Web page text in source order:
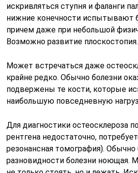
разновидности болезни ноющая.
не только стоять, но и лежать.
позвоночника обычно становится
Конечно, его наличие не
об остеосклерозе — возможно, это
Какая точно, должен определить
этой разновидности
привести к последствиям вплоть
легких случаях могут быть грыжи,
которые тоже нельзя назвать